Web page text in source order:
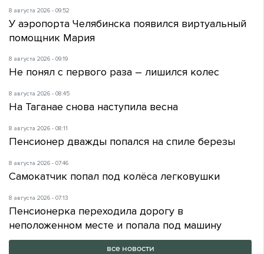
8 августа 2026 - 09:52
У аэропорта Челябинска появился виртуальный
помощник Мария
8 августа 2026 - 09:19
Не понял с первого раза – лишился колес
8 августа 2026 - 08:45
На Таганае снова наступила весна
8 августа 2026 - 08:11
Пенсионер дважды попался на спиле березы
8 августа 2026 - 07:46
Самокатчик попал под колёса легковушки
8 августа 2026 - 07:13
Пенсионерка переходила дорогу в
неположенном месте и попала под машину
все новости